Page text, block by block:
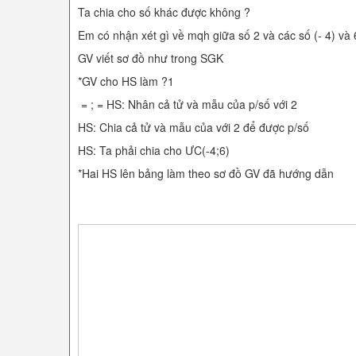
Ta chia cho số khác được không ?
Em có nhận xét gì về mqh giữa số 2 và các số (- 4) và
GV viết sơ đồ như trong SGK
*GV cho HS làm ?1
= ; = HS: Nhân cả tử và mẫu của p/số với 2
HS: Chia cả tử và mẫu của với 2 để được p/số
HS: Ta phải chia cho ƯC(-4;6)
*Hai HS lên bảng làm theo sơ đồ GV đã hướng dẫn